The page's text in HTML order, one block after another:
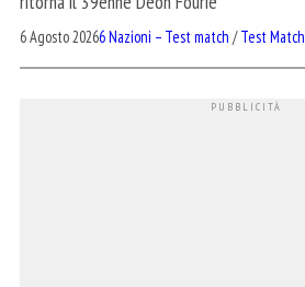
6 Agosto 20266 Nazioni – Test match /Test Match